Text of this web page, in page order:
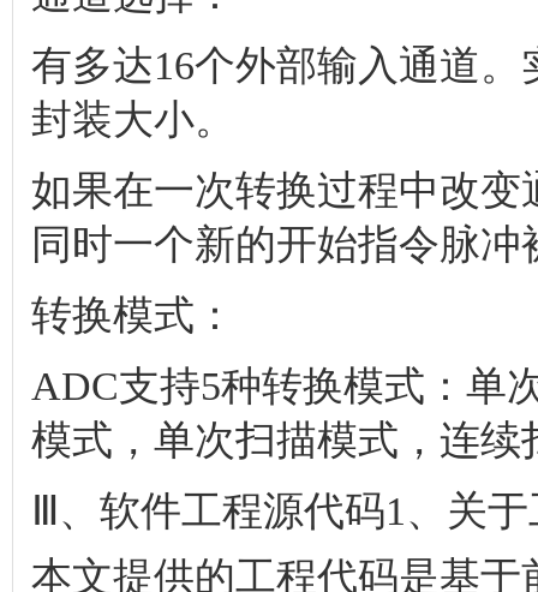
有多达16个外部输入通道
封装大小。
如果在一次转换过程中改
同时一个新的开始指令脉
转换模式：
ADC支持5种转换模式：单
模式，单次扫描模式，连续
Ⅲ、软件工程源代码1、关
本文提供的工程代码是基于